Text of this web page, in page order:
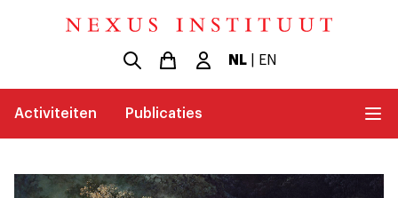
NL| EN
Activiteiten Publicaties